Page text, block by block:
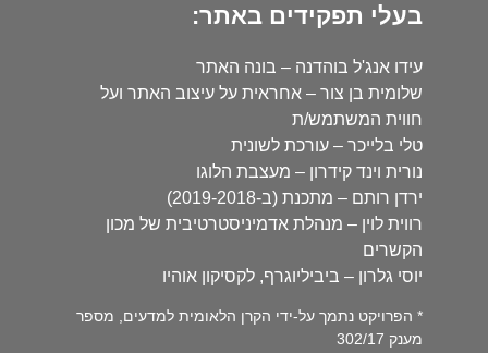
בעלי תפקידים באתר:
עידו אנג'ל בוהדנה – בונה האתר
שלומית בן צור – אחראית על עיצוב האתר ועל
חווית המשתמש/ת
טלי בלייכר – עורכת לשונית
נורית וינד קידרון – מעצבת הלוגו
ירדן רותם – מתכנת (ב-2019-2018)
רווית לוין – מנהלת אדמיניסטרטיבית של מכון
הקשרים
יוסי גלרון – ביביליוגרף, לקסיקון אוהיו
* הפרויקט נתמך על-ידי הקרן הלאומית למדעים, מספר
מענק 302/17